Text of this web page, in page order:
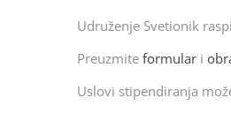
Udruženje Svetionik
Preuzmite formular i
Uslovi stipendiranja